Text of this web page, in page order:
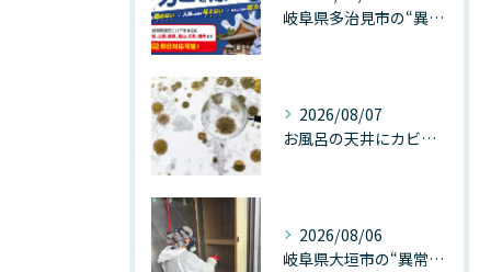
岐阜県多治見市の“異常な高温”が建物内部を破壊する──深層カビが急増する危険な温度差の正体
2026/08/07
お風呂の天井にカビが生えたら要注意！2026年8月の猛暑・高湿度で急増する浴室カビの原因と正しい対策
2026/08/06
岐阜県大垣市の“異常に高い気温”が建物内部を腐らせる──深層カビが爆発的に増える本当の理由